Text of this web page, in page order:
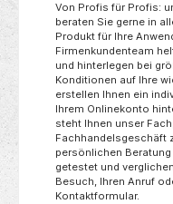
Von Profis für Profis:
beraten Sie gerne in
Produkt für Ihre
Firmenkundenteam
und hinterlegen bei
Konditionen auf Ihre
erstellen Ihnen ein
Ihrem Onlinekonto
steht Ihnen unser
Fachhandelsgeschäft
persönlichen
getestet und
Besuch, Ihren Anruf
Kontaktformular.